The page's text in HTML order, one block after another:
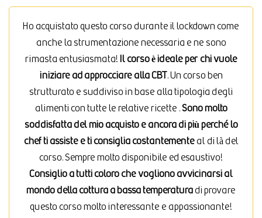
Ho acquistato questo corso durante il lockdown come
anche la strumentazione necessaria e ne sono
rimasta entusiasmata! Il corso è ideale per chi vuole
iniziare ad approcciare alla CBT . Un corso ben
strutturato e suddiviso in base alla tipologia degli
alimenti con tutte le relative ricette .Sono molto
soddisfatta del mio acquisto e ancora di più perché lo
chef ti assiste e ti consiglia costantementeal di là del
corso. Sempre molto disponibile ed esaustivo!
Consiglio a tutti coloro che vogliono avvicinarsi al
mondo della cottura a bassa temperaturadi provare
questo corso molto interessante e appassionante!